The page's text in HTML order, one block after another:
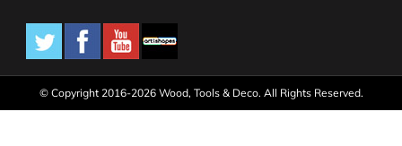
© Copyright 2016-2026 Wood, Tools & Deco. All Rights Reserved.